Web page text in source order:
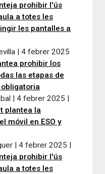
prohibir l'ús
a totes les
les pantalles a
| 4 febrer 2025
prohibir los
las etapas de
| 4 febrer 2025 |
plantea la
móvil en ESO y
| 4 febrer 2025 |
prohibir l'ús
a totes les